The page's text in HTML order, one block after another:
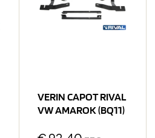
VERIN CAPOT RIVAL
VW AMAROK (bQ11)